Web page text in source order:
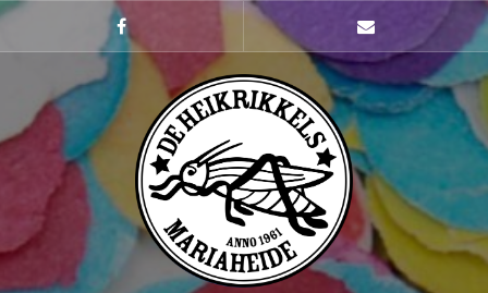
Naar
springen
Facebook mailto